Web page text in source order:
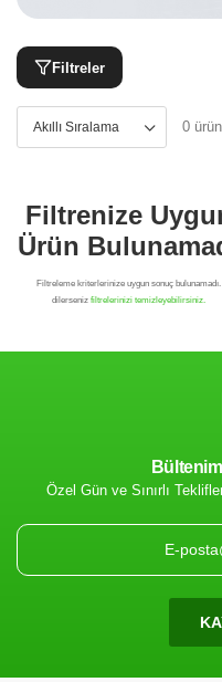
Filtreler
0 ürün
Ürün
Özel Gün ve Sınırlı